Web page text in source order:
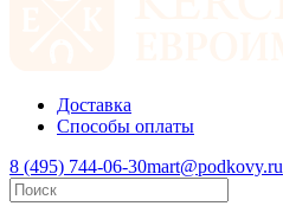
Доставка
Способы оплаты
8 (495) 744-06-30mart@podkovy.ru